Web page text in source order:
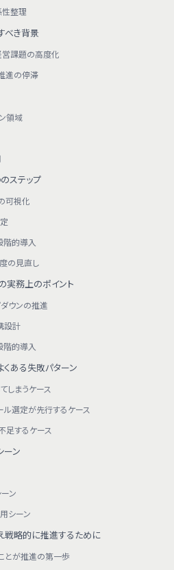
性整理
べき背景
営課題の高度化
進の停滞
領域
ステップ
可視化
的導入
の見直し
実務上のポイント
ウンの推進
設計
階的導入
ある失敗パターン
しまうケース
選定が先行するケース
足するケース
ーン
ン
シーン
戦略的に推進するために
とが推進の第一歩